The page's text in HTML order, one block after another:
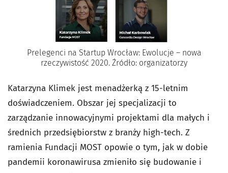
Prelegenci na Startup Wrocław: Ewolucje – nowa
rzeczywistość 2020. Źródło: organizatorzy
Katarzyna Klimek jest menadżerką z 15-letnim
doświadczeniem. Obszar jej specjalizacji to
zarządzanie innowacyjnymi projektami dla małych i
średnich przedsiębiorstw z branży high-tech. Z
ramienia Fundacji MOST opowie o tym, jak w dobie
pandemii koronawirusa zmieniło się budowanie i